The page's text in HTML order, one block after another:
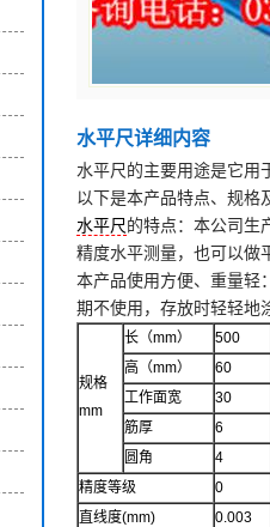
水平尺详细内容
水平尺的主要用途是它用
以下是本产品特点、规格
水平尺的特点：本公司生
精度水平测量，也可以做
本产品使用方便、重量轻
期不使用，存放时轻轻地
规格
mm
长（mm） 500
高（mm）
60
工作面宽
30
筋厚
6
圆角
4
精度等级
0
直线度(mm)
0.003